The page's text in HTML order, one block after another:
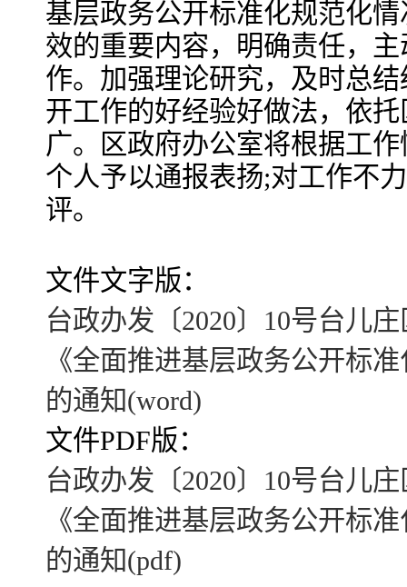
基层政务公开标准化规范化
效的重要内容，明确责任，
作。加强理论研究，及时总
开工作的好经验好做法，依
广。区政府办公室将根据工
个人予以通报表扬;对工作不
评。
文件文字版：
台政办发〔2020〕10号台儿
《全面推进基层政务公开标
的通知(word)
文件PDF版：
台政办发〔2020〕10号台儿
《全面推进基层政务公开标
的通知(pdf)